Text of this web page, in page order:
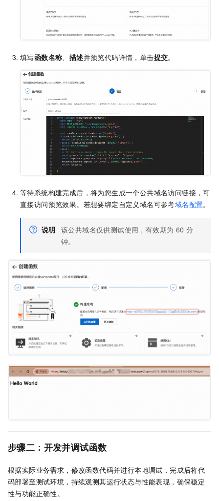
填写函数名称、 描述并预览代码详情，单击提交。
等待系统构建完成后，将为您生成一个公共域名访问链接，可
直接访问预览效果。若想要绑定自定义域名可参考域名配置。
说明 该公共域名仅供测试使用，有效期为 60 分
钟。
步骤二：开发并调试函数
根据实际业务需求，修改函数代码并进行本地调试，完成后将代
码部署至测试环境，持续观测其运行状态与性能表现，确保稳定
性与功能正确性。